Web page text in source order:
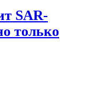
SAR-
только